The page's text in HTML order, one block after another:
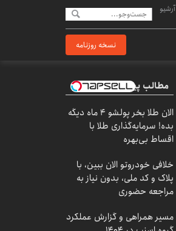
آرشیو
نسخه روزنامه
مطالب پیشنهادی
الان طلا بخر پولشو 4 ماه دیگه
بده! سرمایه‌گذاری طلا با
اقساط بی‌بهره
خلافی خودروتو الان ببین، با
پلاک و کد ملی، بدون نیاز به
مراجعه حضوری
مسیر همراهی و گزارش عملکرد